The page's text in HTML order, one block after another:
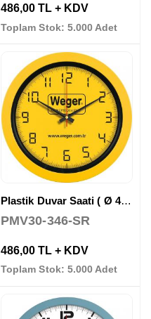
486,00 TL + KDV
Toplam Stok: 5.000 Adet
Plastik Duvar Saati ( Ø 40 cm )
PMV30-346-SR
486,00 TL + KDV
Toplam Stok: 5.000 Adet